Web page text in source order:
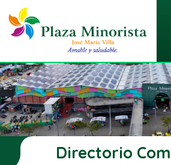
Directorio